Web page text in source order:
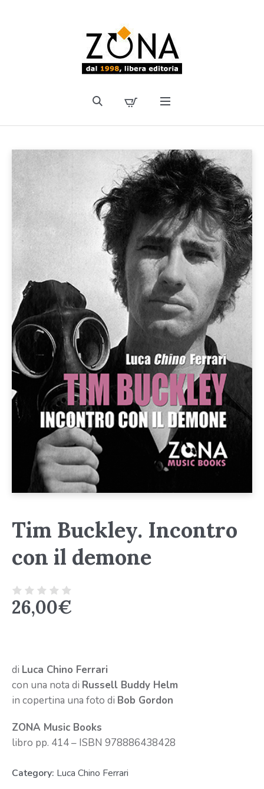
Tim Buckley. Incontro
con il demone
26,00€
di Luca Chino Ferrari
con una nota di Russell Buddy Helm
in copertina una foto di Bob Gordon
ZONA Music Books
libro pp. 414 – ISBN 978886438428
Category: Luca Chino Ferrari